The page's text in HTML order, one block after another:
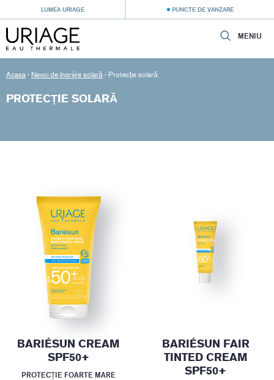
LUMEA URIAGE PUNCTE DE VANZARE
MENIU
Acasa › Nevoi de îngrijire solară › Protecție solară
PROTECȚIE SOLARĂ
BARIÉSUN CREAM
SPF50+
PROTECȚIE FOARTE MARE
BARIÉSUN FAIR
TINTED CREAM
SPF50+